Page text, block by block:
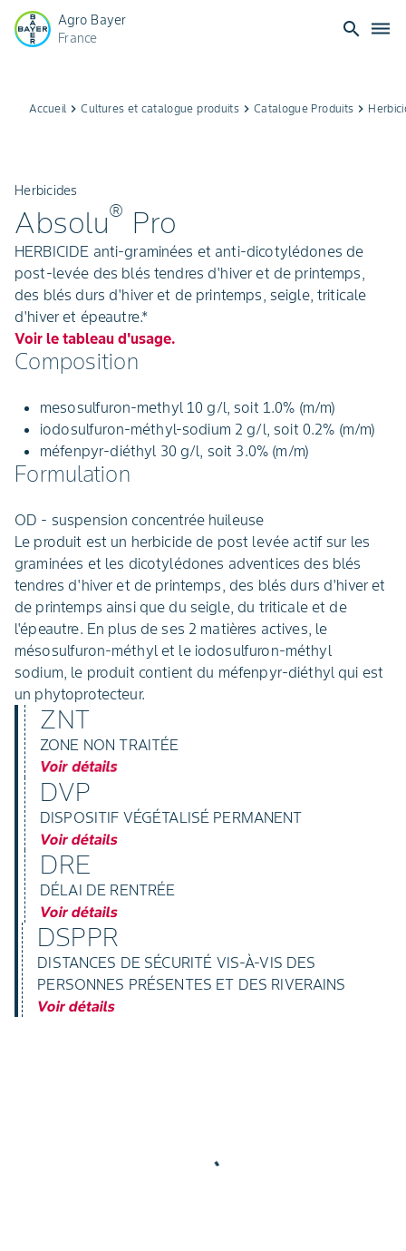
Agro Bayer
France
search dehaze
Accueil keyboard_arrow_rightCultures et catalogue produitskeyboard_arrow_right Catalogue Produits keyboard_arrow_right
Herbicides
Absolu® Pro
HERBICIDE anti-graminées et anti-dicotylédones de
post-levée des blés tendres d'hiver et de printemps,
des blés durs d'hiver et de printemps, seigle, triticale
d'hiver et épeautre.*
Voir le tableau d'usage.
Composition
mesosulfuron-methyl 10 g/l, soit 1.0% (m/m)
iodosulfuron-méthyl-sodium 2 g/l, soit 0.2% (m/m)
méfenpyr-diéthyl 30 g/l, soit 3.0% (m/m)
Formulation
OD - suspension concentrée huileuse
Le produit est un herbicide de post levée actif sur les
graminées et les dicotylédones adventices des blés
tendres d'hiver et de printemps, des blés durs d'hiver et
de printemps ainsi que du seigle, du triticale et de
l'épeautre. En plus de ses 2 matières actives, le
mésosulfuron-méthyl et le iodosulfuron-méthyl
sodium, le produit contient du méfenpyr-diéthyl qui est
un phytoprotecteur.
ZNT
ZONE NON TRAITÉE
Voir détails
DVP
DISPOSITIF VÉGÉTALISÉ PERMANENT
Voir détails
DRE
DÉLAI DE RENTRÉE
Voir détails
DSPPR
DISTANCES DE SÉCURITÉ VIS-À-VIS DES
PERSONNES PRÉSENTES ET DES RIVERAINS
Voir détails